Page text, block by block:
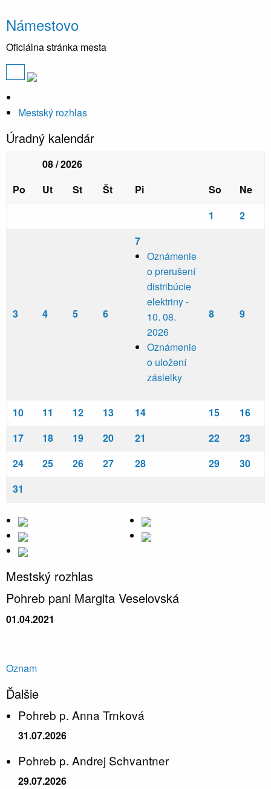
Námestovo
Oficiálna stránka mesta
Mestský rozhlas
Úradný kalendár
08 / 2026
Po
Ut St Št Pi So
Ne
1
2
3 4 5 6
7
Oznámenie
o prerušení
distribúcie
elektriny -
10. 08.
2026
Oznámenie
o uložení
zásielky
8 9
10 11 12 13 14 15
16
17
18 19 20 21 22
23
24
25 26 27 28 29
30
31
Mestský rozhlas
Pohreb pani Margita Veselovská
01.04.2021
Oznam
Ďalšie
Pohreb p. Anna Trnková
31.07.2026
Pohreb p. Andrej Schvantner
29.07.2026